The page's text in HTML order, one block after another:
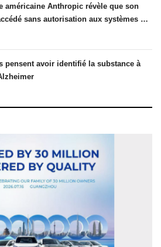
américaine Anthropic révèle que son
sans autorisation aux systèmes de
pensent avoir identifié la substance à